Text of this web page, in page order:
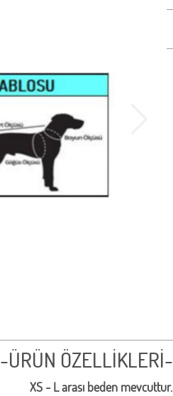
-ÜRÜN ÖZELLİKLERİ-
XS - L arası beden mevcuttur.